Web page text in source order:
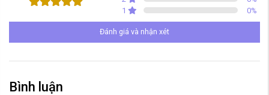
1
0%
Đánh giá và nhận xét
Bình luận